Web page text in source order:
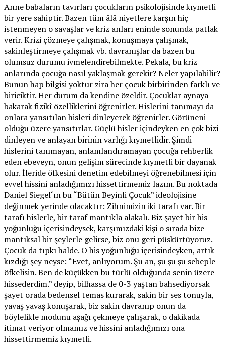
Anne babaların tavırları çocukların psikolojisinde kıymetli
bir yere sahiptir. Bazen tüm âlâ niyetlere karşın hiç
istenmeyen o savaşlar ve kriz anları eninde sonunda patlak
verir. Krizi çözmeye çalışmak, konuşmaya çalışmak,
sakinleştirmeye çalışmak vb. davranışlar da bazen bu
olumsuz durumu ivmelendirebilmekte. Pekala, bu kriz
anlarında çocuğa nasıl yaklaşmak gerekir? Neler yapılabilir?
Bunun hap bilgisi yoktur zira her çocuk birbirinden farklı ve
biriciktir. Her durum da kendine özeldir. Çocuklar aynaya
bakarak fizikî özelliklerini öğrenirler. Hislerini tanımayı da
onlara yansıtılan hisleri dinleyerek öğrenirler. Görüneni
olduğu üzere yansıtırlar. Güçlü hisler içindeyken en çok bizi
dinleyen ve anlayan birinin varlığı kıymetlidir. Şimdi
hislerini tanımayan, anlamlandıramayan çocuğa rehberlik
eden ebeveyn, onun gelişim sürecinde kıymetli bir dayanak
olur. İleride öfkesini denetim edebilmeyi öğrenebilmesi için
evvel hissini anladığımızı hissettirmemiz lazım. Bu noktada
Daniel Siegel‘ın bu “Bütün Beyinli Çocuk” ideolojisine
değinmek yerinde olacaktır: Zihnimizin iki tarafı var. Bir
tarafı hislerle, bir taraf mantıkla alakalı. Biz şayet bir his
yoğunluğu içerisindeysek, karşımızdaki kişi o sırada bize
mantıksal bir şeylerle gelirse, biz onu geri püskürtüyoruz.
Çocuk da tıpkı halde. O his yoğunluğu içerisindeyken, artık
kızdığı şey neyse: “Evet, anlıyorum. Şu an, şu şu şu sebeple
öfkelisin. Ben de küçükken bu türlü olduğunda senin üzere
hissederdim.” deyip, bilhassa de 0-3 yaştan bahsediyorsak
şayet orada bedensel temas kurarak, sakin bir ses tonuyla,
yavaş yavaş konuşarak, biz sakin davranıp onun da
böylelikle modunu aşağı çekmeye çalışarak, o dakikada
itimat veriyor olmamız ve hissini anladığımızı ona
hissettirmemiz kıymetli.